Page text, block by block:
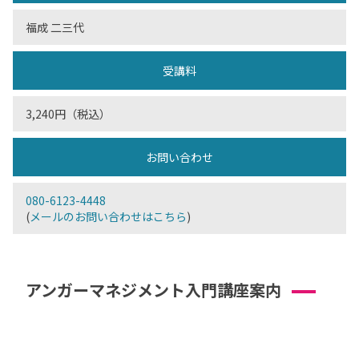
福成 二三代
受講料
3,240円（税込）
お問い合わせ
080-6123-4448
(メールのお問い合わせはこちら)
アンガーマネジメント入門講座案内